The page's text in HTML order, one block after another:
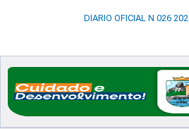
DIARIO OFICIAL N 026